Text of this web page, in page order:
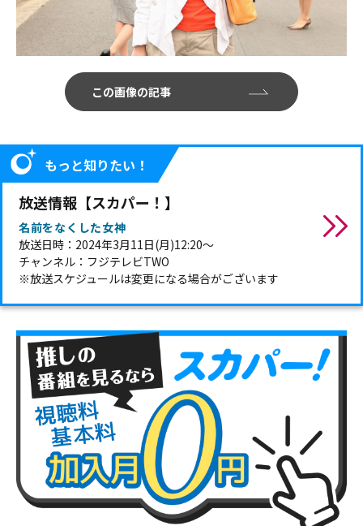
この画像の記事
もっと知りたい！
放送情報【スカパー！】
名前をなくした女神
放送日時：2024年3月11日(月)12:20～
チャンネル：フジテレビTWO
※放送スケジュールは変更になる場合がございます